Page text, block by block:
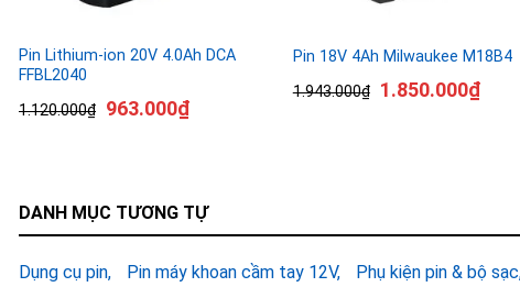
Pin Lithium-ion 20V 4.0Ah DCA
FFBL2040
1.120.000₫ 963.000₫
Pin 18V 4Ah Milwaukee M18B4
1.943.000₫ 1.850.000₫
DANH MỤC TƯƠNG TỰ
Dụng cụ pin Pin máy khoan cầm tay 12V Phụ kiện pin & bộ sạc